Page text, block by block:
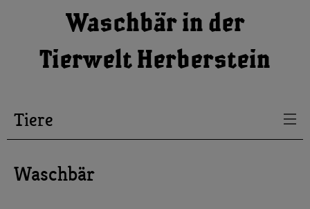
Waschbär in der
Tierwelt Herberstein
Tiere
Waschbär